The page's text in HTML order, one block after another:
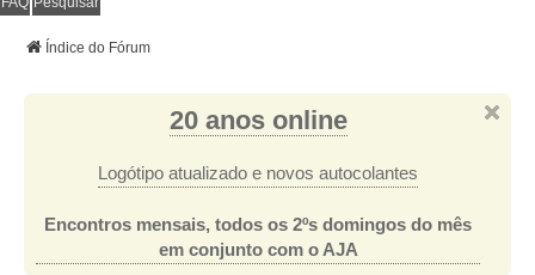
Índice do Fórum
20 anos online
Logótipo atualizado e novos autocolantes
Encontros mensais, todos os 2ºs domingos do mês
em conjunto com o AJA